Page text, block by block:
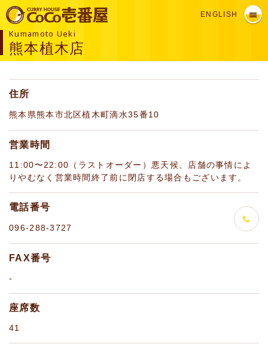
ENGLISH
Kumamoto Ueki
熊本植木店
住所
熊本県熊本市北区植木町滴水35番10
営業時間
11:00〜22:00（ラストオーダー）悪天候、店舗の事情によ
りやむなく営業時間終了前に閉店する場合もございます。
電話番号
096-288-3727
FAX番号
-
座席数
41